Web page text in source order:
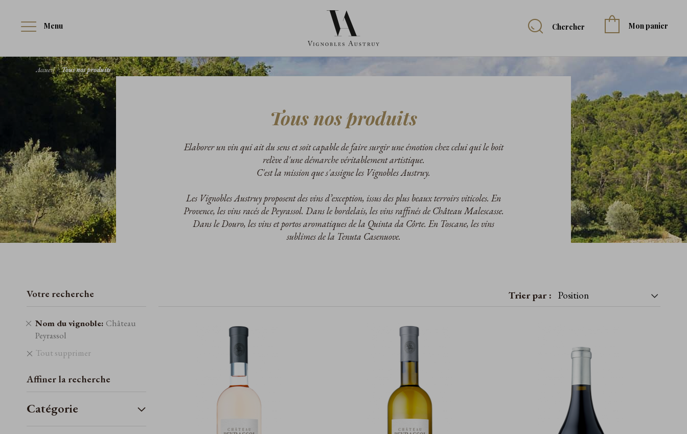
Menu Mon panier
Chercher
Tous nos produits
Elaborer un vin qui ait du sens et soit capable de faire surgir une émotion chez celui qui le boit
relève d'une démarche véritablement artistique.
C'est la mission que s'assigne les Vignobles Austruy.
Les Vignobles Austruy proposent des vins d’exception, issus des plus beaux terroirs viticoles. En
Provence, les vins racés de Peyrassol. Dans le bordelais, les vins raffinés de Château Malescasse.
Dans le Douro, les vins et portos aromatiques de la Quinta da Côrte. En Toscane, les vins
sublimes de la Tenuta Casenuove.
Accueil Tous nos produits
Trier par
Votre recherche
Nom du vignoble Château
Peyrassol
Retirer
cet
Tout supprimer
Affiner la recherche
Catégorie